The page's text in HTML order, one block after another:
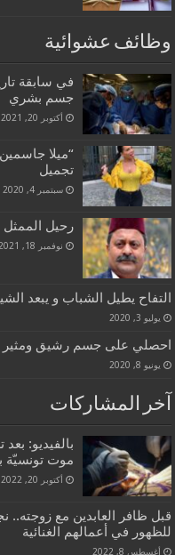
وظائف عشوائية
في سابقة
جسم بشري
أكتوبر 20, 2021
“ميلا
تجميل
سبتمبر 4, 2020
رحيل
نوفمبر 18, 2021
التفاح يطيل الشباب و يبعد
يوليو 3, 2020
احصلي على جسم رشيق ومثير
يونيو 8, 2020
آخر المشاركات
موت تونسيّة
أكتوبر 20, 2022
قبل ظافر العابدين مع زوجته..
للظهور في أعمالهم الغنائية
أغسطس 8, 2022